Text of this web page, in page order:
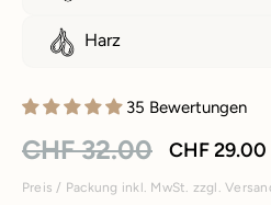
Harz
35 Bewertungen
Normaler
CHF 32.00
Sonderpreis CHF 29.00
Preis / Packung inkl. MwSt. zzgl.